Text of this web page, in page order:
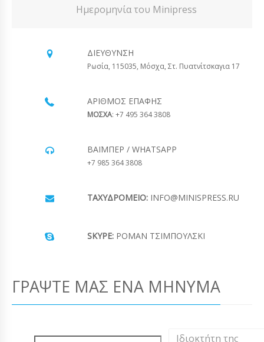
Ημερομηνία του Minipress
ΔΙΕΎΘΥΝΣΗ
Ρωσία, 115035, Μόσχα, Στ. Πυατνίτσκαγια 17
ΑΡΙΘΜΌΣ ΕΠΑΦΉΣ
ΜΟΣΧΑ: +7 495 364 3808
ΒΆΙΜΠΕΡ / WHATSAPP
+7 985 364 3808
ΤΑΧΥΔΡΟΜΕΊΟ: INFO@MINISPRESS.RU
SKYPE: ΡΟΜΆΝ ΤΣΙΜΠΟΎΛΣΚΙ
ΓΡΆΨΤΕ ΜΑΣ ΈΝΑ ΜΉΝΥΜΑ
Ιδιοκτήτη της